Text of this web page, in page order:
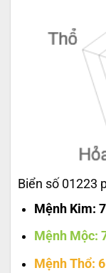
Biển số 01223
Mệnh Kim:
Mệnh Mộc:
Mệnh Thổ: